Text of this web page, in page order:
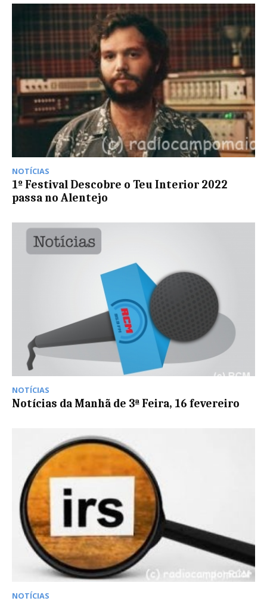
NOTÍCIAS
1º Festival Descobre o Teu Interior 2022
passa no Alentejo
NOTÍCIAS
Notícias da Manhã de 3ª Feira, 16 fevereiro
NOTÍCIAS